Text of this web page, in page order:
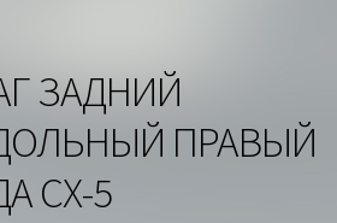
ЗАДНИЙ
ПРАВЫЙ
СХ-5